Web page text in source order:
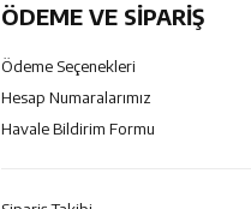
ÖDEME VE SİPARİŞ
Ödeme Seçenekleri
Hesap Numaralarımız
Havale Bildirim Formu